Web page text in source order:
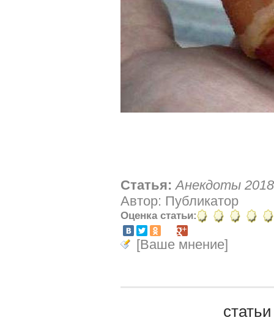
Статья: Анекдоты
Автор: Публикатор
Оценка статьи:
[Ваше мнение]